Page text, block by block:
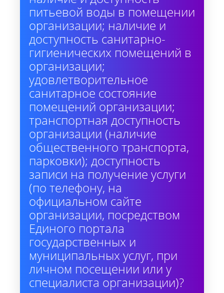
питьевой воды в помещении
организации; наличие и
доступность санитарно-
гигиенических помещений в
организации;
удовлетворительное
санитарное состояние
помещений организации;
транспортная доступность
организации (наличие
общественного транспорта,
парковки); доступность
записи на получение услуги
(по телефону, на
официальном сайте
организации, посредством
Единого портала
государственных и
муниципальных услуг, при
личном посещении или у
специалиста организации)?